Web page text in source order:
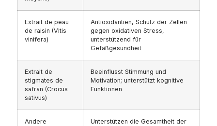
Extrait de peau
de raisin (Vitis
vinifera)
Antioxidantien, Schutz der Zellen
gegen oxidativen Stress,
unterstützend für
Gefäßgesundheit
Extrait de
stigmates de
safran (Crocus
sativus)
Beeinflusst Stimmung und
Motivation; unterstützt kognitive
Funktionen
Andere
Unterstützen die Gesamtheit der